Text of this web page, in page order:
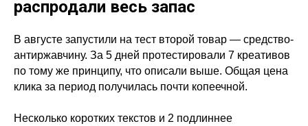
распродали весь запас
В августе запустили на тест второй товар — средство-
антиржавчину. За 5 дней протестировали 7 креативов
по тому же принципу, что описали выше. Общая цена
клика за период получилась почти копеечной.
Несколько коротких текстов и 2 подлиннее